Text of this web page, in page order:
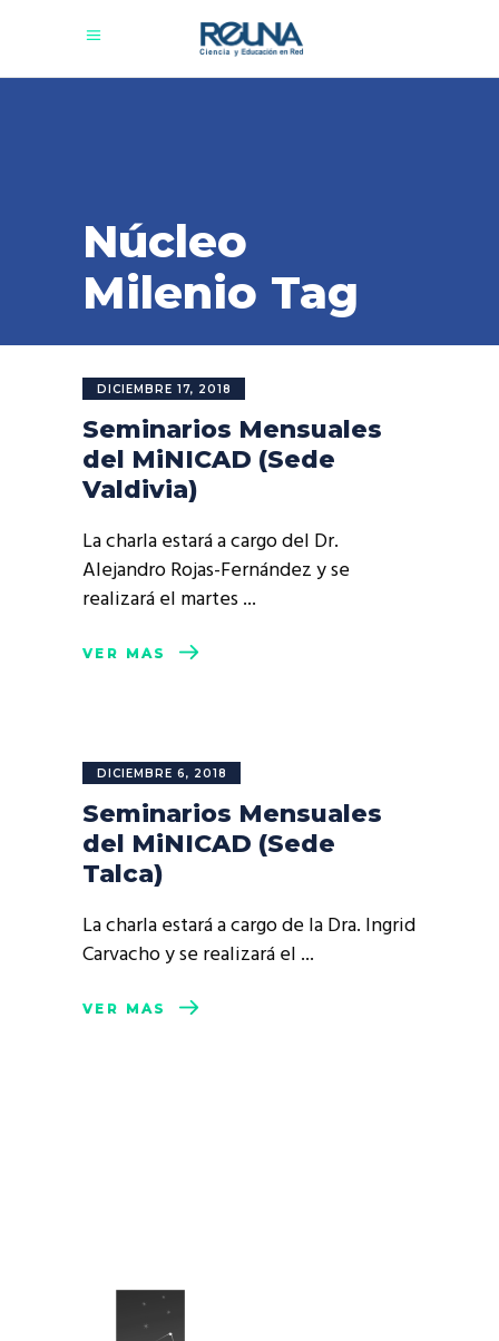
Núcleo
Milenio Tag
DICIEMBRE 17, 2018
Seminarios Mensuales
del MiNICAD (Sede
Valdivia)
La charla estará a cargo del Dr.
Alejandro Rojas-Fernández y se
realizará el martes
VER MÁS
DICIEMBRE 6, 2018
Seminarios Mensuales
del MiNICAD (Sede
Talca)
La charla estará a cargo de la Dra. Ingrid
Carvacho y se realizará el
VER MÁS